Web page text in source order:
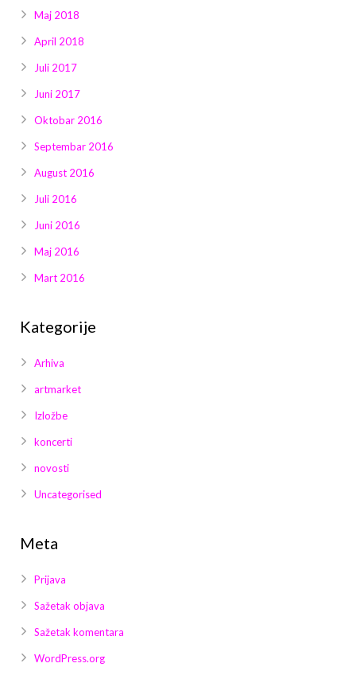
Maj 2018
April 2018
Juli 2017
Juni 2017
Oktobar 2016
Septembar 2016
August 2016
Juli 2016
Juni 2016
Maj 2016
Mart 2016
Kategorije
Arhiva
artmarket
Izložbe
koncerti
novosti
Uncategorised
Meta
Prijava
Sažetak objava
Sažetak komentara
WordPress.org